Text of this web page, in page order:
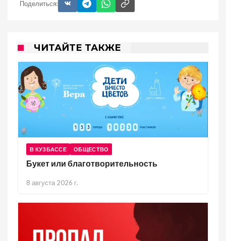
Поделиться:
ЧИТАЙТЕ ТАКЖЕ
В КУЗБАССЕ ОБЩЕСТВО
Букет или благотворительность
8 августа 2026 г.